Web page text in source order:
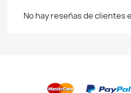
No hay reseñas de clientes